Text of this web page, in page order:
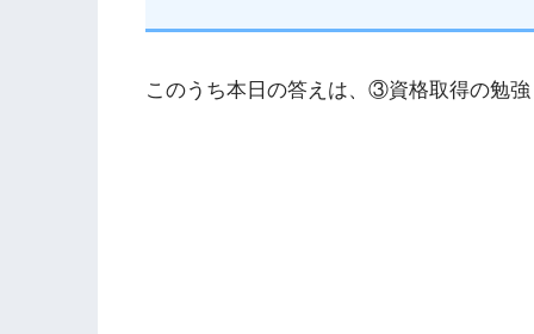
このうち本日の答えは、③資格取得の勉